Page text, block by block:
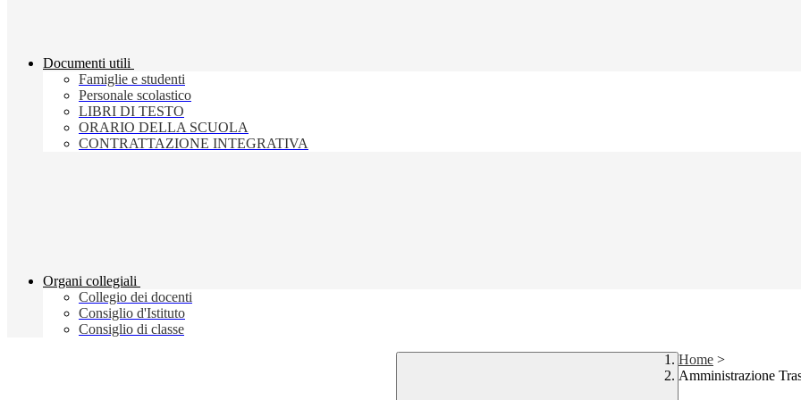
Documenti utili
Famiglie e studenti
Personale scolastico
LIBRI DI TESTO
ORARIO DELLA SCUOLA
CONTRATTAZIONE INTEGRATIVA
Organi collegiali
Collegio dei docenti
Consiglio d'Istituto
Consiglio di classe
Home >
Amministrazione